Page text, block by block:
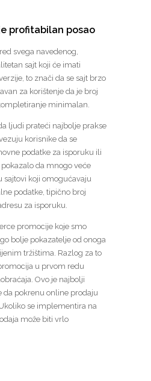
profitabilan posao
svega navedenog,
sajt koji će imati
to znači da se sajt brzo
za korištenje da je broj
minimalan.
ljudi prateći najbolje prakse
korisnike da se
podatke za isporuku ili
da mnogo veće
sajtovi koji omogućavaju
podatke, tipično broj
za isporuku.
promocije koje smo
bolje pokazatelje od onoga
tržištima. Razlog za to
u prvom redu
Ovo je najbolji
da pokrenu online prodaju
se implementira na
može biti vrlo